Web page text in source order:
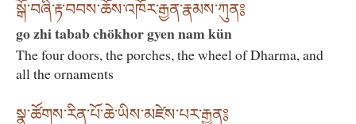
སྒོ་བཞི་རྟ་བབས་ཆོས་འཁོར་རྒྱན་རྣམས་ཀུན༔
go zhi tabab chökhor gyen nam kün
The four doors, the porches, the wheel of Dharma, and
all the ornaments
སྣ་ཚོགས་རིན་པོ་ཆེ་ཡིས་མཛེས་པར་རྒྱན༔